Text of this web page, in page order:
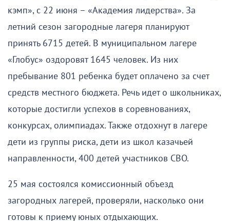
кэмп», с 22 июня – «Академия лидерства». За
летний сезон загородные лагеря планируют
принять 6715 детей. В муниципальном лагере
«Глобус» оздоровят 1645 человек. Из них
пребывание 801 ребенка будет оплачено за счет
средств местного бюджета. Речь идет о школьниках,
которые достигли успехов в соревнованиях,
конкурсах, олимпиадах. Также отдохнут в лагере
дети из группы риска, дети из школ казачьей
направленности, 400 детей участников СВО.
25 мая состоялся комиссионный объезд
загородных лагерей, проверяли, насколько они
готовы к приему юных отдыхающих.